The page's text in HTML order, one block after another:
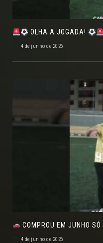
OLHA A JOGADA!
4 de junho de 2026
COMPROU EM JUNHO SÓ COMEÇA A
4 de junho de 2026